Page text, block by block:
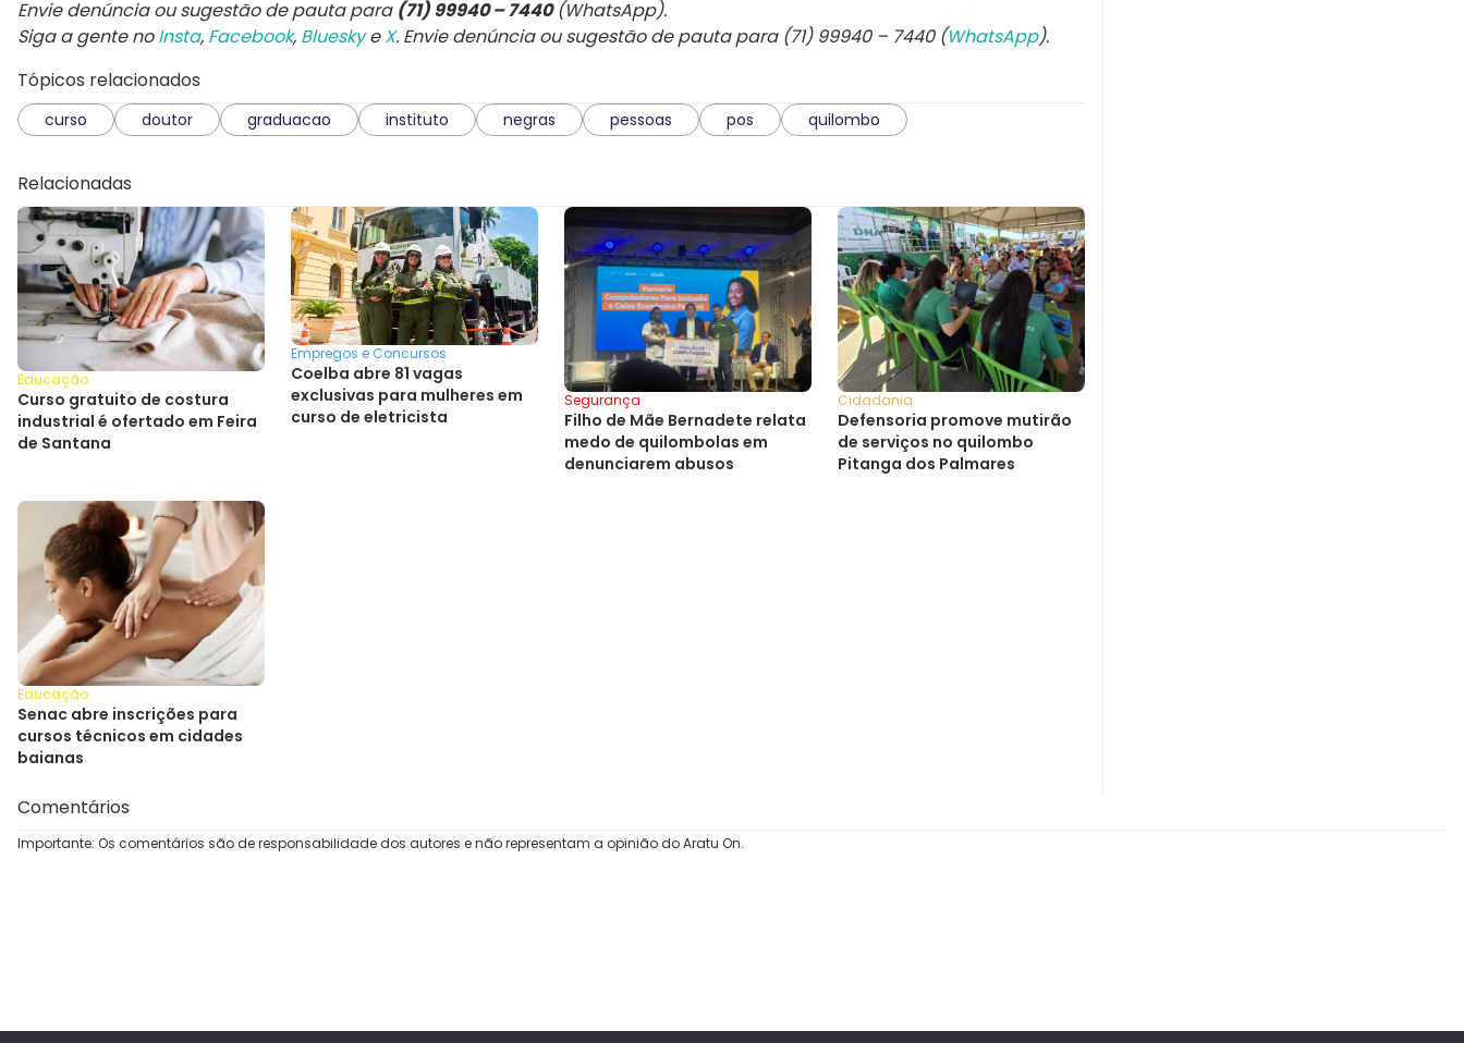
Envie denúncia ou sugestão de pauta para (71) 99940 – 7440(WhatsApp).
Siga a gente noInsta, Facebook, BlueskyeX. Envie denúncia ou sugestão de pauta para (71) 99940 – 7440 (WhatsApp).
Tópicos relacionados
curso doutor graduacao instituto negras pessoas pos quilombo
Relacionadas
Educação
Curso gratuito de costura
industrial é ofertado em Feira
de Santana
Empregos e Concursos
Coelba abre 81 vagas
exclusivas para mulheres em
curso de eletricista
Segurança
Filho de Mãe Bernadete relata
medo de quilombolas em
denunciarem abusos
Cidadania
Defensoria promove mutirão
de serviços no quilombo
Pitanga dos Palmares
Educação
Senac abre inscrições para
cursos técnicos em cidades
baianas
Comentários
Importante: Os comentários são de responsabilidade dos autores e não representam a opinião do Aratu On.